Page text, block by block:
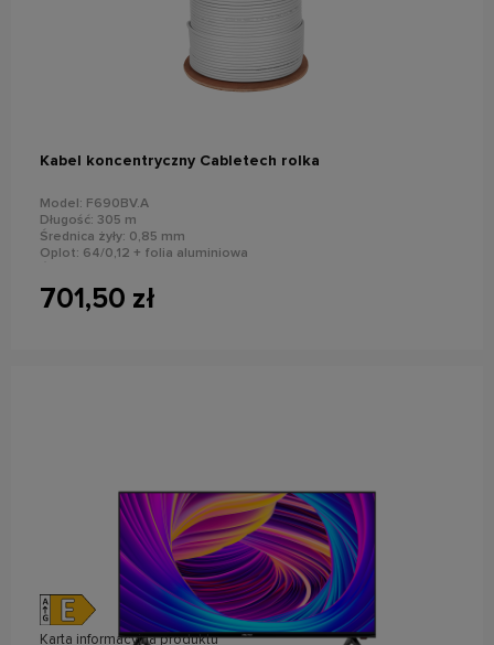
Kabel koncentryczny Cabletech rolka
Model: F690BV.A
Długość: 305 m
Średnica żyły: 0,85 mm
Oplot: 64/0,12 + folia aluminiowa
701,50 zł
do koszyka
Karta informacyjna produktu